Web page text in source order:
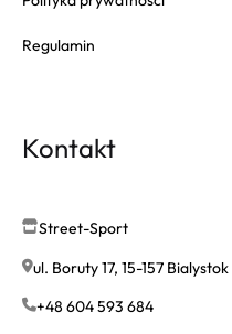
Regulamin
Kontakt
Street-Sport
ul. Boruty 17, 15-157 Bialystok
+48 604 593 684